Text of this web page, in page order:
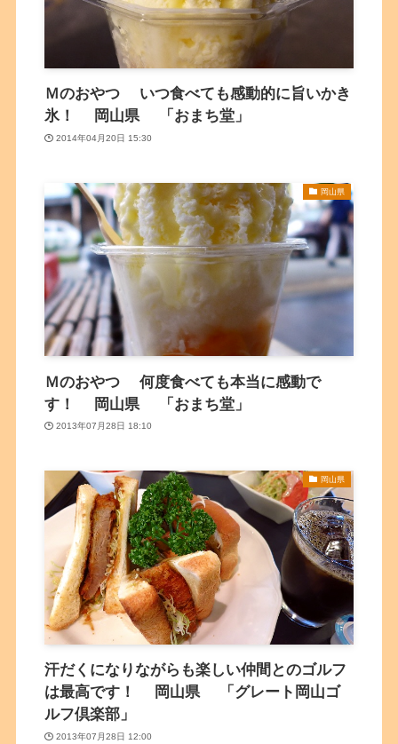
Ｍのおやつ いつ食べても感動的に旨いかき
氷！ 岡山県 「おまち堂」
2014年04月20日 15:30
岡山県
Ｍのおやつ 何度食べても本当に感動で
す！ 岡山県 「おまち堂」
2013年07月28日 18:10
岡山県
汗だくになりながらも楽しい仲間とのゴルフ
は最高です！ 岡山県 「グレート岡山ゴ
ルフ倶楽部」
2013年07月28日 12:00